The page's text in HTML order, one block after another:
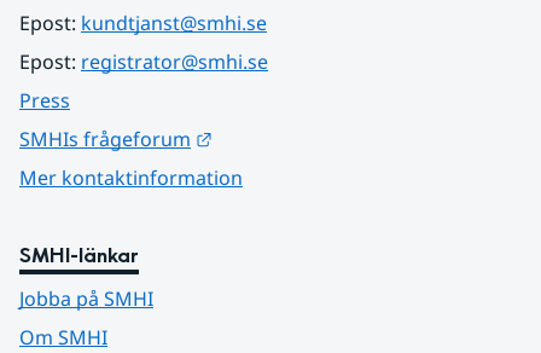
Epost: kundtjanst@smhi.se
Epost: registrator@smhi.se
Press
SMHIs frågeforum
Mer kontaktinformation
SMHI-länkar
Jobba på SMHI
Om SMHI